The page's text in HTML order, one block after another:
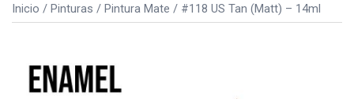
Inicio / Pinturas / Pintura Mate / #118 US Tan (Matt) – 14ml